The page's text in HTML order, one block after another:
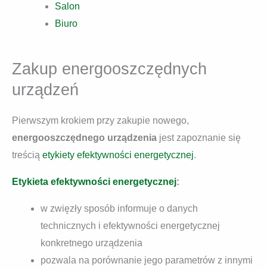
Salon
Biuro
Zakup energooszczędnych
urządzeń
Pierwszym krokiem przy zakupie nowego,
energooszczędnego urządzenia jest zapoznanie się
treścią etykiety efektywności energetycznej.
Etykieta efektywności energetycznej:
w zwięzły sposób informuje o danych
technicznych i efektywności energetycznej
konkretnego urządzenia
pozwala na porównanie jego parametrów z innymi